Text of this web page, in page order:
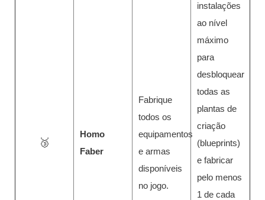
🥉
Homo
Faber
Fabrique
todos os
equipamentos
e armas
disponíveis
no jogo.
instalações
ao nível
máximo
para
desbloquear
todas as
plantas de
criação
(blueprints)
e fabricar
pelo menos
1 de cada